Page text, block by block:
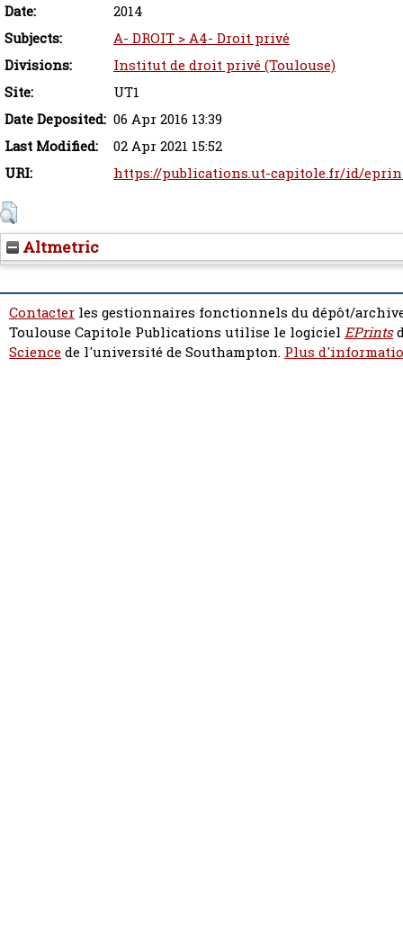
Date:
2014
Subjects:
A- DROIT > A4- Droit privé
Divisions:
Institut de droit privé (Toulouse)
Site:
UT1
Date Deposited: 06 Apr 2016 13:39
Last Modified:
02 Apr 2021 15:52
URI:
https://publications.ut-capitole.fr/id/
Altmetric
Contacter les gestionnaires fonctionnels du dépôt/
Toulouse Capitole Publications utilise le logiciel EPrints
Sciencede l'université de Southampton. Plus